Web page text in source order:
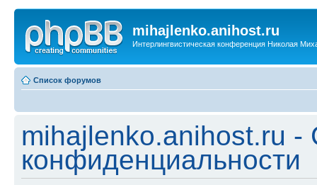
mihajlenko.anihost.ru
Интерлингвистическая конференция Николая
Список форумов
mihajlenko.anihost.ru -
конфиденциальности